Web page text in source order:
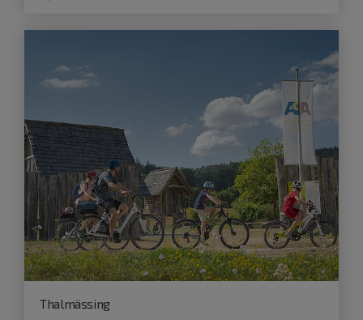
Thalmässing